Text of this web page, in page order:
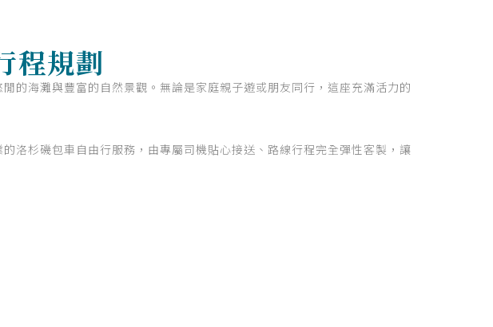
程規劃
的海灘與豐富的自然景觀。無論是家庭親子遊或朋友同行，這座充滿活力的
洛杉磯包車自由行服務，由專屬司機貼心接送、路線行程完全彈性客製，讓